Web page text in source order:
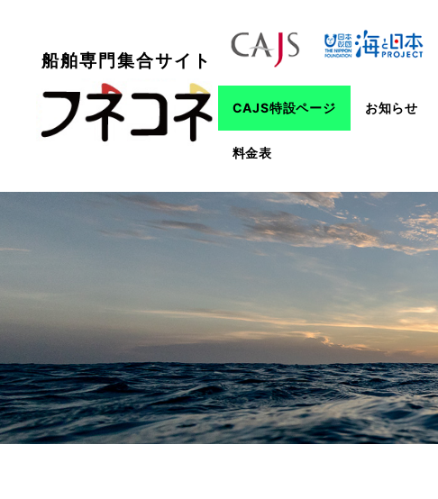
船舶専門集合サイト
CAJS特設ページ お知らせ
料金表